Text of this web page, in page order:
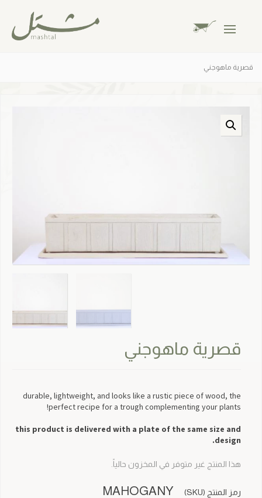
قصرية ماهوجني
قصرية ماهوجني
durable, lightweight, and looks like a rustic piece of wood, the
perfect recipe for a trough complementing your plants!
this product is delivered with a plate of the same size and
design.
هذا المنتج غير متوفر في المخزون حالياً.
رمز المنتج (SKU) MAHOGANY